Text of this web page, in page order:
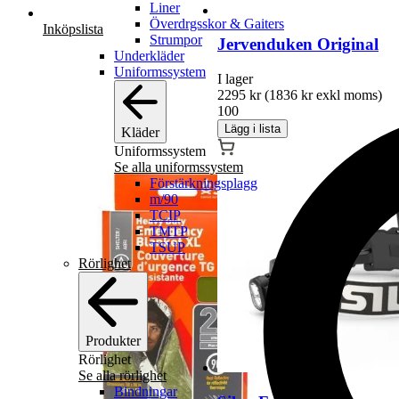
Liner
Överdrgsskor & Gaiters
Strumpor
Underkläder
Uniformssystem
Kläder
Uniformssystem
Se alla uniformssystem
Förstärkningsplagg
m/90
TCIP
TMTP
TSUP
Rörlighet
Produkter
Rörlighet
Se alla rörlighet
Bindningar
Inköpslista
Jervenduken Original
I lager
2295 kr (1836 krexkl moms)
100
Lägg i lista
Den
produkten
har
alternativen
kan
väljas
produktsidan